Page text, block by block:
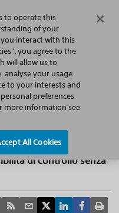
Search Menu
Press Releases
il marcho ce
transcatetere della
Aortic Valve
preciso,
di controllo senza
to operate this
of your
interact with this
you agree to the
will allow us to
analyse your usage
to your interests and
preferences
more information see
All Cookies